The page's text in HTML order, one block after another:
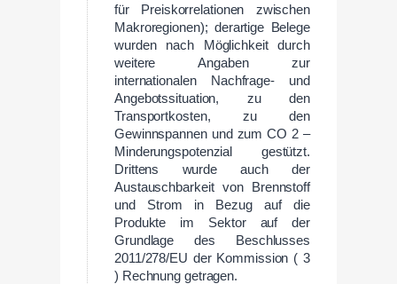
für Preiskorrelationen zwischen
Makroregionen); derartige Belege
wurden nach Möglichkeit durch
weitere Angaben zur
internationalen Nachfrage- und
Angebotssituation, zu den
Transportkosten, zu den
Gewinnspannen und zum CO 2 –
Minderungspotenzial gestützt.
Drittens wurde auch der
Austauschbarkeit von Brennstoff
und Strom in Bezug auf die
Produkte im Sektor auf der
Grundlage des Beschlusses
2011/278/EU der Kommission ( 3
) Rechnung getragen.